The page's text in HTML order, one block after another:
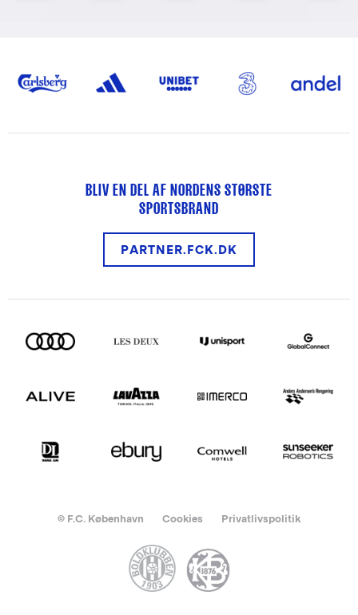
BLIV EN DEL AF NORDENS STØRSTE
SPORTSBRAND
PARTNER.FCK.DK
© F.C. København Cookies Privatlivspolitik